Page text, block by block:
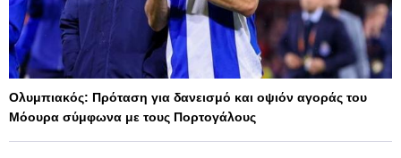
Ολυμπιακός: Πρόταση για δανεισμό και οψιόν αγοράς του
Μόουρα σύμφωνα με τους Πορτογάλους